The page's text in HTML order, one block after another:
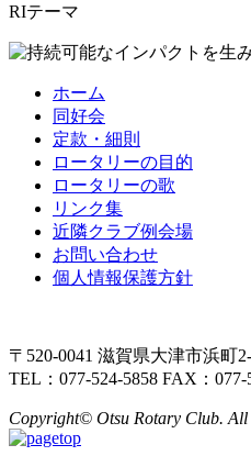
RIテーマ
ホーム
同好会
定款・細則
ロータリーの目的
ロータリーの歌
リンク集
近隣クラブ例会場
お問い合わせ
個人情報保護方針
〒520-0041 滋賀県大津市浜町
TEL：077-524-5858 FAX：077-
Copyright© Otsu Rotary Club. All